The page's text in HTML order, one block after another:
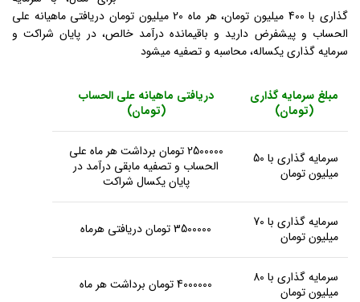
گذاری با 400 میلیون تومان، هر ماه 20 میلیون تومان دریافتی ماهیانه علی
الحساب و پیشفرض دارید و باقیمانده درآمد خالص، در پایان شراکت و
سرمایه گذاری یکساله، محاسبه و تصفیه میشود
مبلغ سرمایه گذاری
(تومان)
دریافتی ماهیانه علی الحساب
(تومان)
سرمایه گذاری با 50
میلیون تومان
2500000 تومان برداشت هر ماه علی
الحساب و تصفیه مابقی درآمد در
پایان یکسال شراکت
سرمایه گذاری با 70
میلیون تومان
3500000 تومان دریافتی هرماه
سرمایه گذاری با 80
میلیون تومان
4000000 تومان برداشت هر ماه